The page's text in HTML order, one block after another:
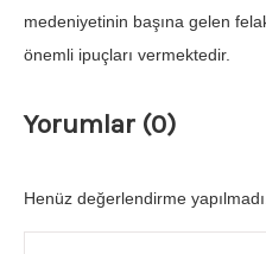
medeniyetinin başına gelen
önemli ipuçları vermektedir.
Yorumlar (0)
Henüz değerlendirme yapılmadı.